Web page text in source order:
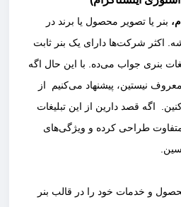
بنر یا تصویر محصول یا برند در
اکثر شرکت‌ها دارای یک بنر ثابت
بنری جواب می‌ده. با این حال اگه
نیستین، پیشنهاد می‌کنیم از
اگه قصد دارین از این تبلیغات
متفاوت طراحی کرده و ویژگی‌های
و خدمات خود را در قالب بنر